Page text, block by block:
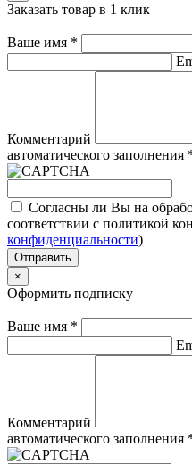
Заказать товар в 1 клик
Ваше имя *
Комментарий
автоматического заполнения
Согласны ли Вы на
соответствии с политикой
конфиденциальности)
Отправить
×
Оформить подписку
Ваше имя *
Комментарий
автоматического заполнения